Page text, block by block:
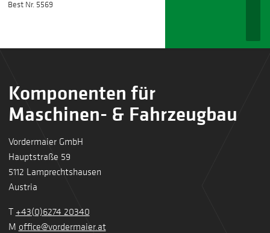
Best Nr. 5569
Komponenten für
Maschinen- & Fahrzeugbau
Vordermaier GmbH
Hauptstraße 59
5112 Lamprechtshausen
Austria
T +43(0)6274 20340
M office@vordermaier.at